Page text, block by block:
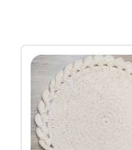
seu Jardim -